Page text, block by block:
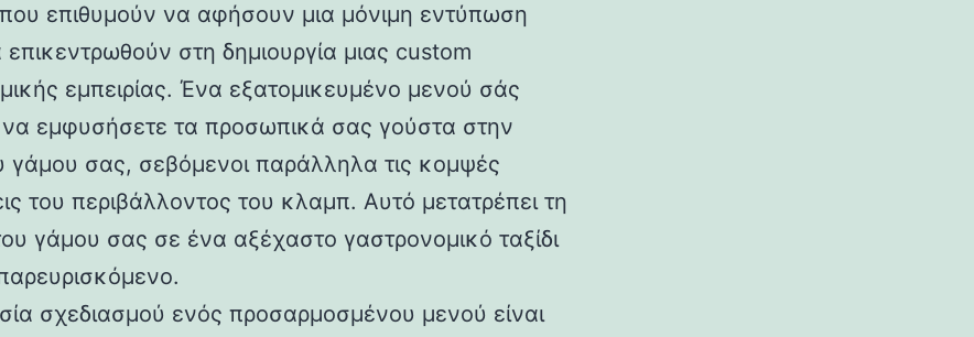
επιθυμούν να αφήσουν μια μόνιμη εντύπωση
επικεντρωθούν στη δημιουργία μιας custom
εμπειρίας. Ένα εξατομικευμένο μενού σάς
να εμφυσήσετε τα προσωπικά σας γούστα στην
γάμου σας, σεβόμενοι παράλληλα τις κομψές
του περιβάλλοντος του κλαμπ. Αυτό μετατρέπει τη
γάμου σας σε ένα αξέχαστο γαστρονομικό ταξίδι
σχεδιασμού ενός προσαρμοσμένου μενού είναι